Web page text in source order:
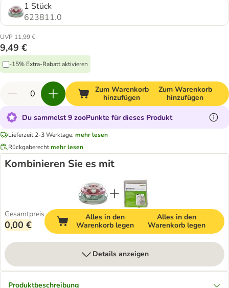
1 Stück
623811.0
UVP 11,99 €
9,49 €
-15% Extra-Rabatt aktivieren
Zum Warenkorb
hinzufügen
Zum Warenkorb
hinzufügen
Du sammelst 9 zooPunkte für dieses Produkt
Lieferzeit 2-3 Werktage. mehr lesen
Rückgaberechtmehr lesen
Kombinieren Sie es mit
Gesamtpreis
0,00 €
Alles in den
Warenkorb legen
Alles in den
Warenkorb legen
Details anzeigen
Produktbeschreibung